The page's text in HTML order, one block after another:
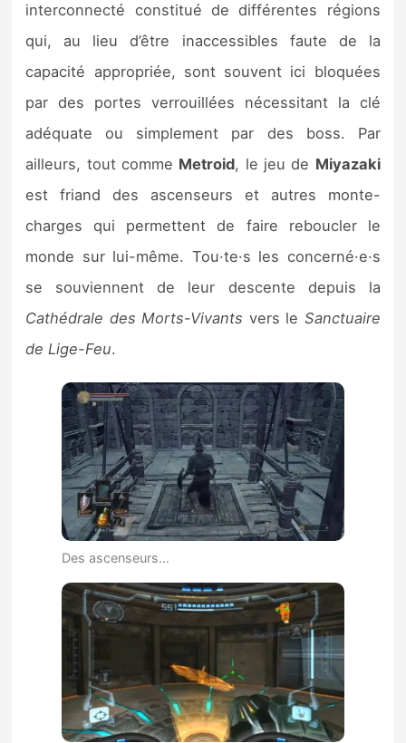
interconnecté constitué de différentes régions
qui, au lieu d’être inaccessibles faute de la
capacité appropriée, sont souvent ici bloquées
par des portes verrouillées nécessitant la clé
adéquate ou simplement par des boss. Par
ailleurs, tout comme Metroid, le jeu de Miyazaki
est friand des ascenseurs et autres monte-
charges qui permettent de faire reboucler le
monde sur lui-même. Tou·te·s les concerné·e·s
se souviennent de leur descente depuis la
Cathédrale des Morts-Vivants vers le Sanctuaire
de Lige-Feu.
Des ascenseurs…